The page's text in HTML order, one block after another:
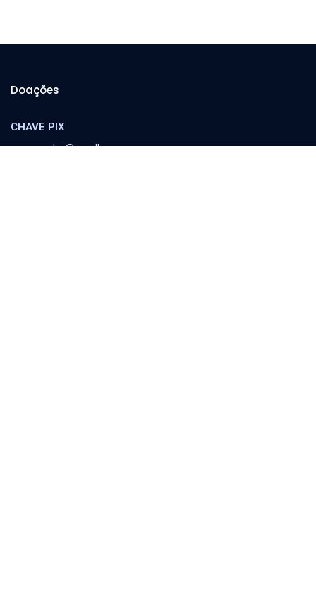
Doações
CHAVE PIX
cooperador@orvalho.com